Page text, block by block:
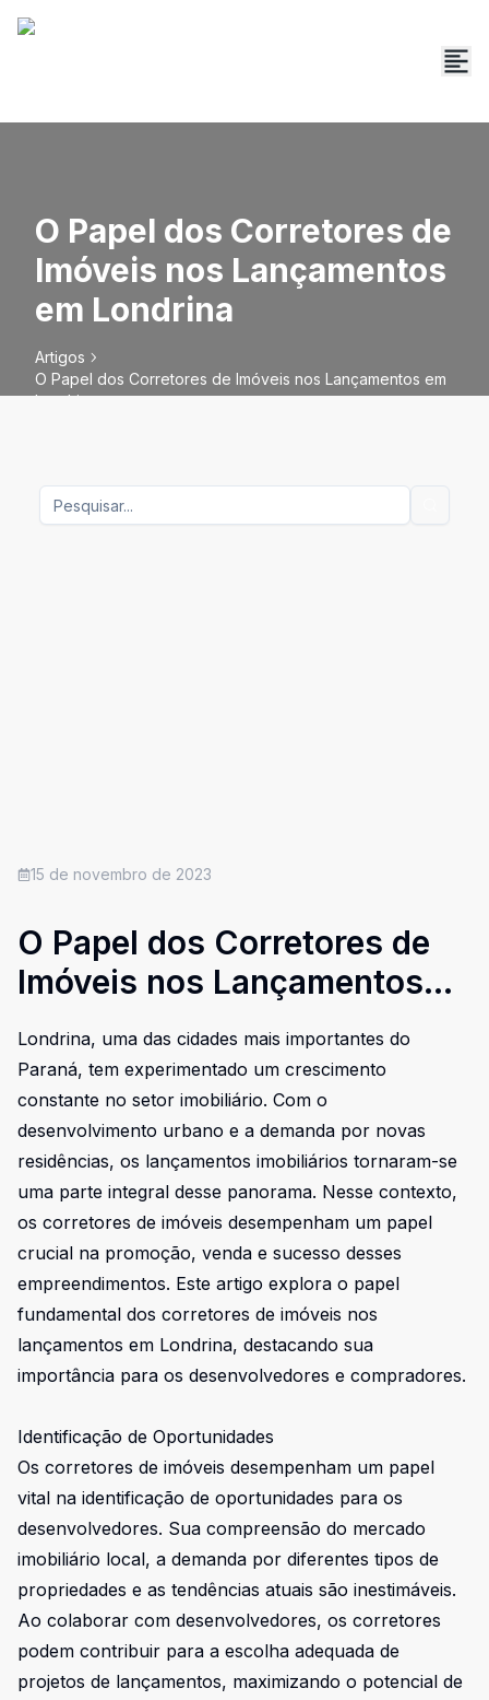
O Papel dos Corretores de
Imóveis nos Lançamentos
em Londrina
Artigos
O Papel dos Corretores de Imóveis nos Lançamentos em
Londrina
15 de novembro de 2023
O Papel dos Corretores de
Imóveis nos Lançamentos
Londrina, uma das cidades mais importantes do
Paraná, tem experimentado um crescimento
constante no setor imobiliário. Com o
desenvolvimento urbano e a demanda por novas
residências, os lançamentos imobiliários tornaram-se
uma parte integral desse panorama. Nesse contexto,
os corretores de imóveis desempenham um papel
crucial na promoção, venda e sucesso desses
empreendimentos. Este artigo explora o papel
fundamental dos corretores de imóveis nos
lançamentos em Londrina, destacando sua
importância para os desenvolvedores e compradores.
Identificação de Oportunidades
Os corretores de imóveis desempenham um papel
vital na identificação de oportunidades para os
desenvolvedores. Sua compreensão do mercado
imobiliário local, a demanda por diferentes tipos de
propriedades e as tendências atuais são inestimáveis.
Ao colaborar com desenvolvedores, os corretores
podem contribuir para a escolha adequada de
projetos de lançamentos, maximizando o potencial de